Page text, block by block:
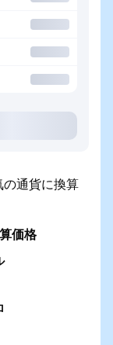
通貨に換算
価格